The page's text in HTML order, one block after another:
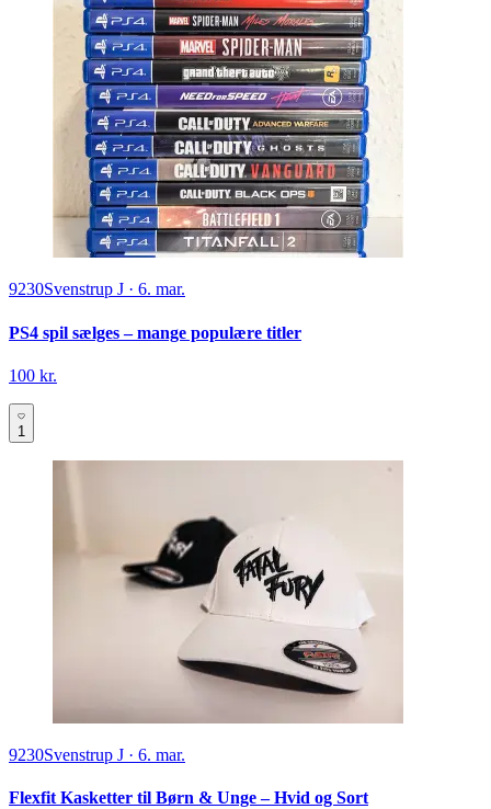
9230Svenstrup J · 6. mar.
PS4 spil sælges – mange populære titler
100 kr.
1
9230Svenstrup J · 6. mar.
Flexfit Kasketter til Børn & Unge – Hvid og Sort